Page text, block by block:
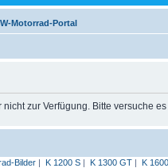
Motorrad-Portal
zur Verfügung. Bitte versuche
Bilder| K 1200 S| K 1300 GT| K